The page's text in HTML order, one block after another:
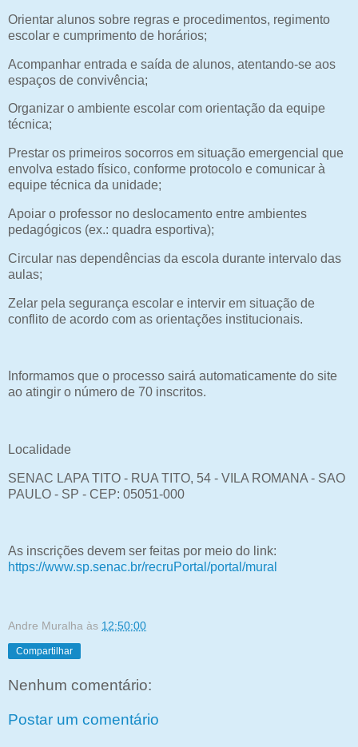
Orientar alunos sobre regras e procedimentos, regimento
escolar e cumprimento de horários;
Acompanhar entrada e saída de alunos, atentando-se aos
espaços de convivência;
Organizar o ambiente escolar com orientação da equipe
técnica;
Prestar os primeiros socorros em situação emergencial que
envolva estado físico, conforme protocolo e comunicar à
equipe técnica da unidade;
Apoiar o professor no deslocamento entre ambientes
pedagógicos (ex.: quadra esportiva);
Circular nas dependências da escola durante intervalo das
aulas;
Zelar pela segurança escolar e intervir em situação de
conflito de acordo com as orientações institucionais.
Informamos que o processo sairá automaticamente do site
ao atingir o número de 70 inscritos.
Localidade
SENAC LAPA TITO - RUA TITO, 54 - VILA ROMANA - SAO
PAULO - SP - CEP: 05051-000
As inscrições devem ser feitas por meio do link:
https://www.sp.senac.br/recruPortal/portal/mural
Andre Muralha às 12:50:00
Compartilhar
Nenhum comentário:
Postar um comentário